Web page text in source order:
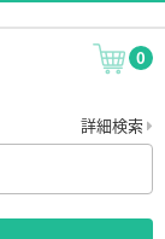
0
詳細検索